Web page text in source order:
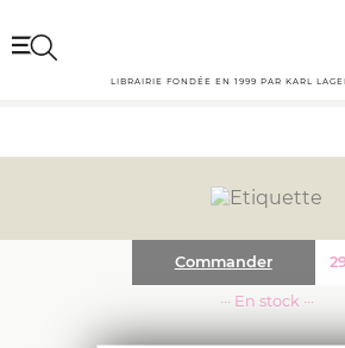
LIBRAIRIE FONDÉE EN 1999 PAR KARL
Commander
··· En stock ···